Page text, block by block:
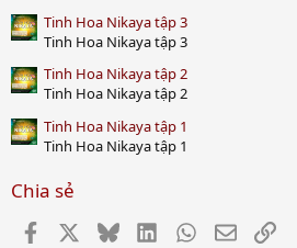
Tinh Hoa Nikaya tập 3
Tinh Hoa Nikaya tập 3
Tinh Hoa Nikaya tập 2
Tinh Hoa Nikaya tập 2
Tinh Hoa Nikaya tập 1
Tinh Hoa Nikaya tập 1
Chia sẻ
Facebook BlueskyLinkedInWhatsApp
EmailLink